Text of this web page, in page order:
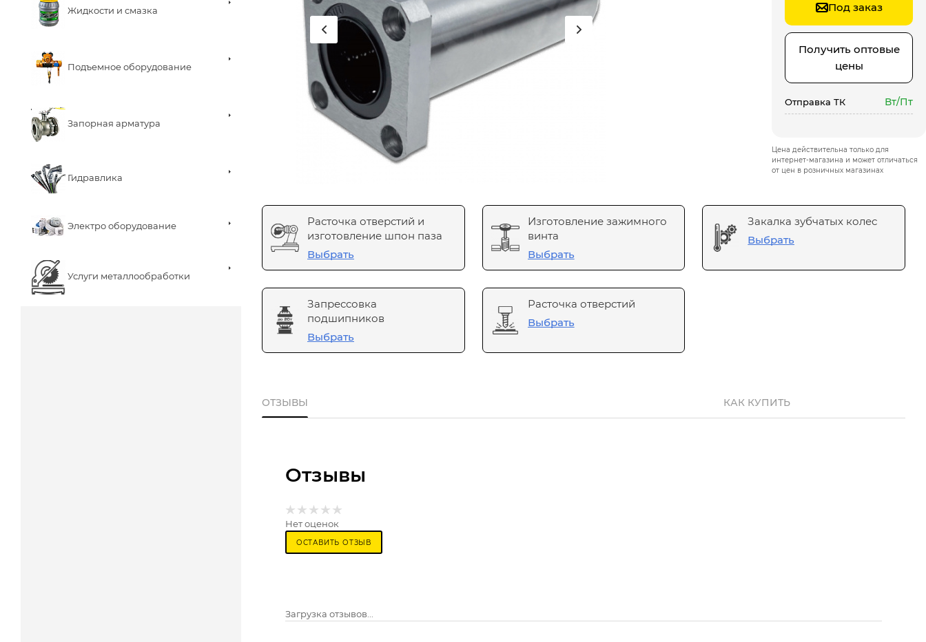
Жидкости и смазка
Подъемное оборудование
Запорная арматура
Гидравлика
Электро оборудование
Услуги металлообработки
Под заказ
Получить оптовые
цены
Отправка ТК Вт/Пт
Цена действительна только для
интернет-магазина и может отличаться
от цен в розничных магазинах
Расточка отверстий и
изготовление шпон паза
Выбрать
Изготовление зажимного
винта
Выбрать
Закалка зубчатых колес
Выбрать
Запрессовка
подшипников
Выбрать
Расточка отверстий
Выбрать
ОТЗЫВЫ КАК КУПИТЬ
Отзывы
Нет оценок
ОСТАВИТЬ ОТЗЫВ
Загрузка отзывов...